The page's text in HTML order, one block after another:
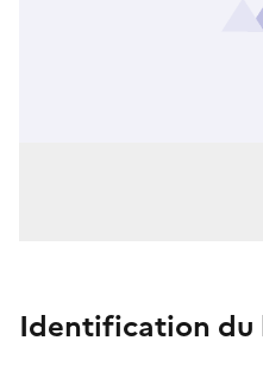
Identification du